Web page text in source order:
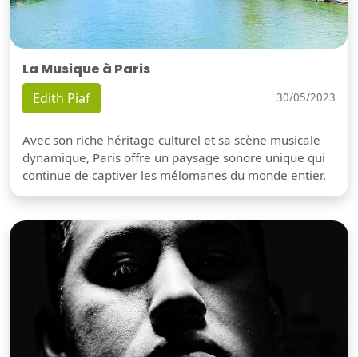
La Musique à Paris
Edith Piaf 30/05/2023
Avec son riche héritage culturel et sa scène musicale
dynamique, Paris offre un paysage sonore unique qui
continue de captiver les mélomanes du monde entier.